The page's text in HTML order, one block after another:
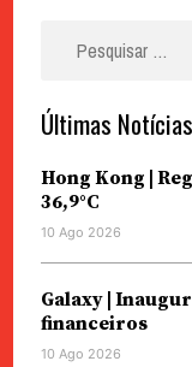
Últimas Notícias
Hong Kong |
36,9°C
10 Ago 2026
Galaxy |
financeiros
10 Ago 2026